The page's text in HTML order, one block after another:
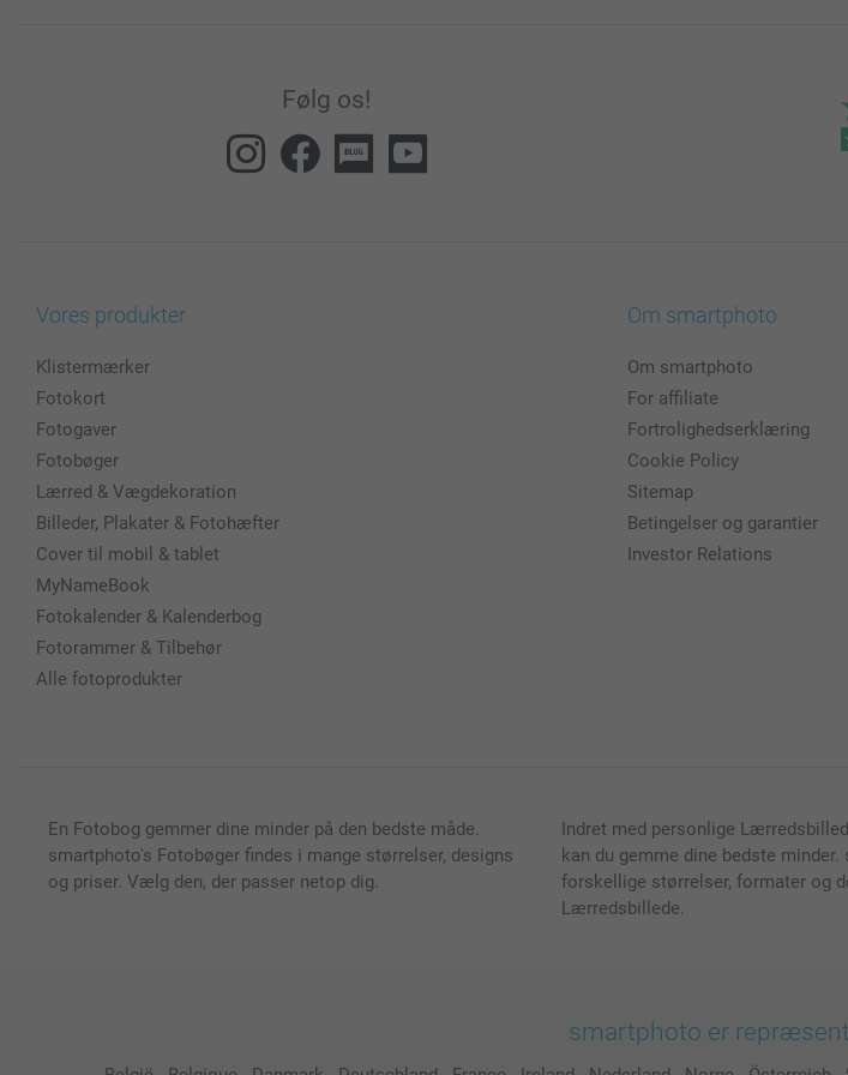
Følg os!
Vores produkter
Klistermærker
Fotokort
Fotogaver
Fotobøger
Lærred & Vægdekoration
Billeder, Plakater & Fotohæfter
Cover til mobil & tablet
MyNameBook
Fotokalender & Kalenderbog
Fotorammer & Tilbehør
Alle fotoprodukter
Om smartphoto
Om smartphoto
For affiliate
Fortrolighedserklæring
Cookie Policy
Sitemap
Betingelser og garantier
Investor Relations
En Fotobog gemmer dine minder på den bedste måde.
smartphoto's Fotobøger findes i mange størrelser, designs
og priser. Vælg den, der passer netop dig.
Indret med personlige
kan du gemme dine bedste
forskellige størrelser, formater og
Lærredsbillede.
smartphoto er